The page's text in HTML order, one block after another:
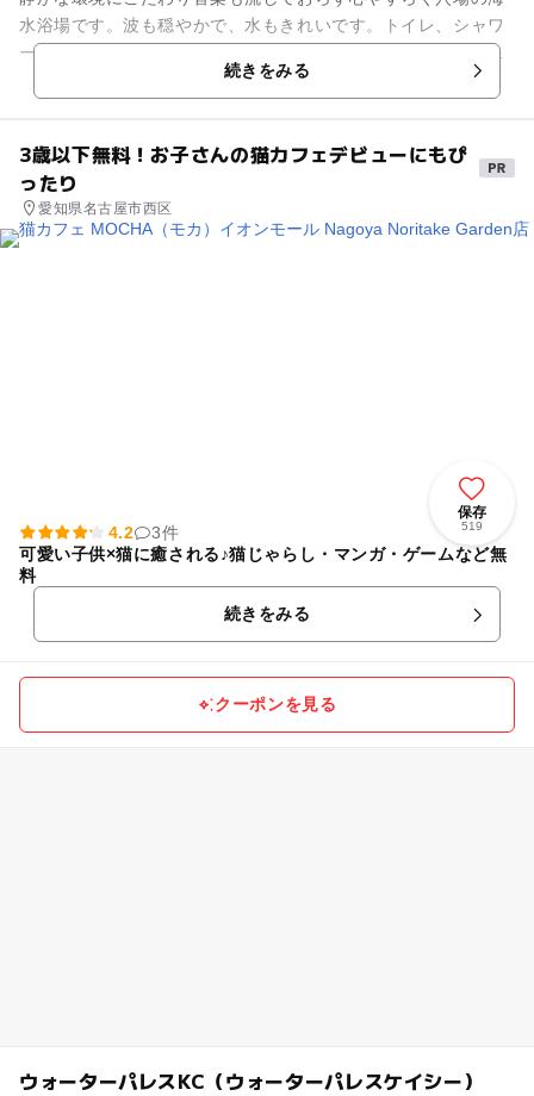
水浴場です。波も穏やかで、水もきれいです。トイレ、シャワ
ー施設完備。ゆっくりとお子様とリゾート気分にひたってみて
続きをみる
3歳以下無料！お子さんの猫カフェデビューにもぴ
ったり
愛知県名古屋市西区
保存
519
4.2
3件
可愛い子供×猫に癒される♪猫じゃらし・マンガ・ゲームなど無
料
続きをみる
クーポンを見る
ウォーターパレスKC（ウォーターパレスケイシー）